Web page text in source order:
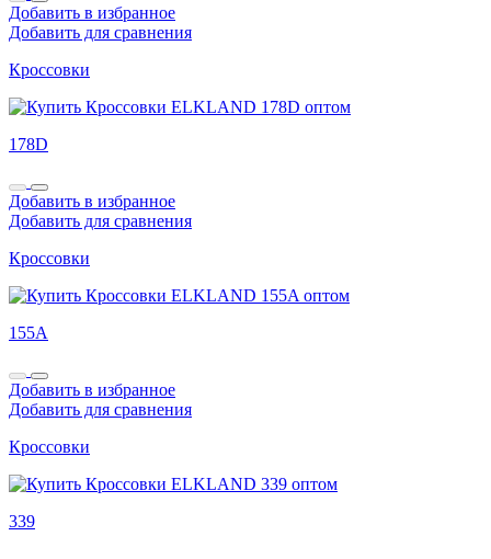
Добавить в избранное
Добавить для сравнения
Кроссовки
178D
Добавить в избранное
Добавить для сравнения
Кроссовки
155A
Добавить в избранное
Добавить для сравнения
Кроссовки
339